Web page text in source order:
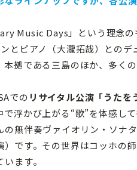
Music Days」という理念の
とピアノ（大瀧拓哉）との
拠である三島のほか、多く
での リサイタル公演「うたを
浮かび上がる“歌”を体感し
の無伴奏ヴァイオリン・ソナ
です。その世界はコッホの
ます。